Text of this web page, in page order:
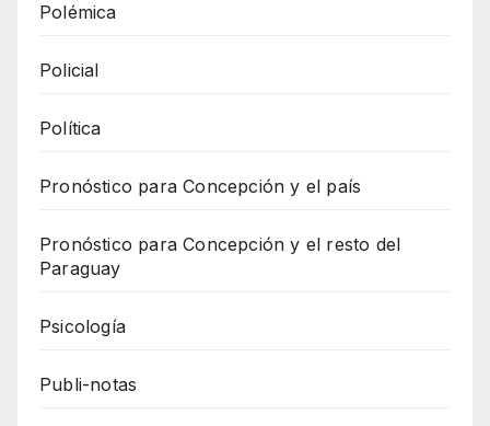
Polémica
Policial
Política
Pronóstico para Concepción y el país
Pronóstico para Concepción y el resto del
Paraguay
Psicología
Publi-notas